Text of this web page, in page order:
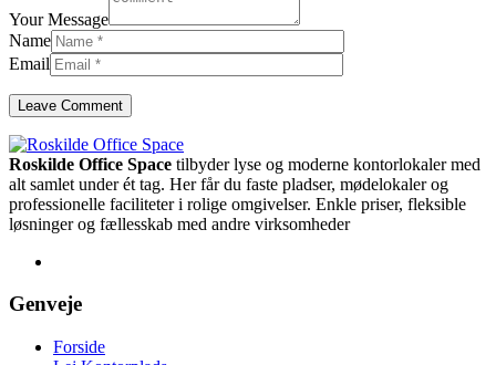
Your Message
Name
Email
Roskilde Office Space tilbyder lyse og moderne kontorlokaler med
alt samlet under ét tag. Her får du faste pladser, mødelokaler og
professionelle faciliteter i rolige omgivelser. Enkle priser, fleksible
løsninger og fællesskab med andre virksomheder
Genveje
Forside